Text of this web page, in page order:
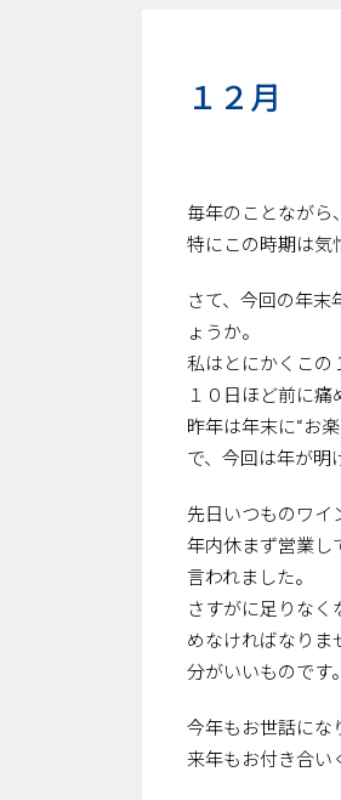
１２月
毎年のことながら
特にこの時期は気
さて、今回の年
ょうか。
私はとにかくこの
１０日ほど前に痛
昨年は年末に“お
で、今回は年が明
先日いつものワイ
年内休まず営業し
言われました。
さすがに足りな
めなければなりま
分がいいものです。
今年もお世話にな
来年もお付き合い